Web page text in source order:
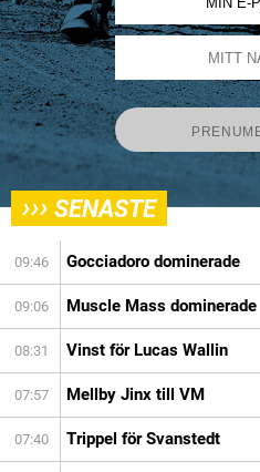
››› SENASTE
09:46 Gocciadoro dominerade
09:06 Muscle Mass dominerade
08:31 Vinst för Lucas Wallin
07:57 Mellby Jinx till VM
07:40 Trippel för Svanstedt